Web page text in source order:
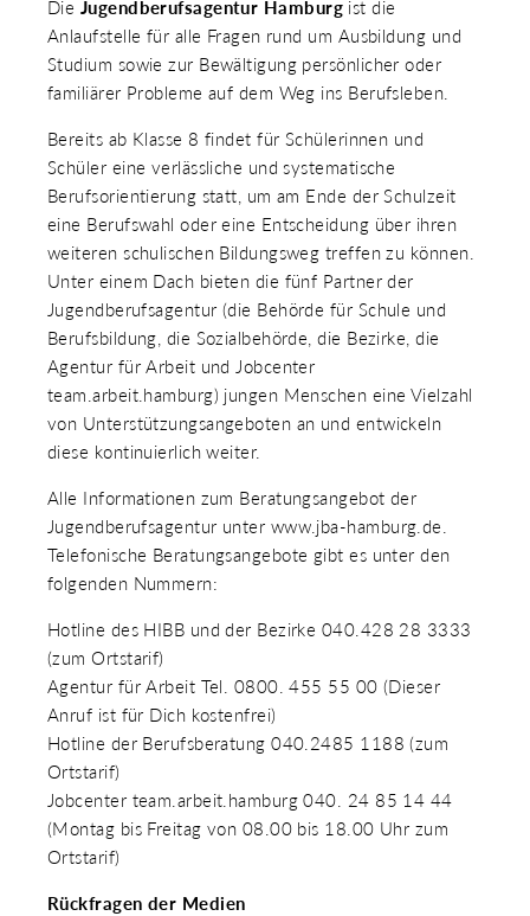
Die Jugendberufsagentur Hamburgist die
Anlaufstelle für alle Fragen rund um Ausbildung und
Studium sowie zur Bewältigung persönlicher oder
familiärer Probleme auf dem Weg ins Berufsleben.
Bereits ab Klasse 8 findet für Schülerinnen und
Schüler eine verlässliche und systematische
Berufsorientierung statt, um am Ende der Schulzeit
eine Berufswahl oder eine Entscheidung über ihren
weiteren schulischen Bildungsweg treffen zu können.
Unter einem Dach bieten die fünf Partner der
Jugendberufsagentur (die Behörde für Schule und
Berufsbildung, die Sozialbehörde, die Bezirke, die
Agentur für Arbeit und Jobcenter
team.arbeit.hamburg) jungen Menschen eine Vielzahl
von Unterstützungsangeboten an und entwickeln
diese kontinuierlich weiter.
Alle Informationen zum Beratungsangebot der
Jugendberufsagentur unter www.jba-hamburg.de.
Telefonische Beratungsangebote gibt es unter den
folgenden Nummern:
Hotline des HIBB und der Bezirke 040.428 28 3333
(zum Ortstarif)
Agentur für Arbeit Tel. 0800. 455 55 00 (Dieser
Anruf ist für Dich kostenfrei)
Hotline der Berufsberatung 040.2485 1188 (zum
Ortstarif)
Jobcenter team.arbeit.hamburg 040. 24 85 14 44
(Montag bis Freitag von 08.00 bis 18.00 Uhr zum
Ortstarif)
Rückfragen der Medien